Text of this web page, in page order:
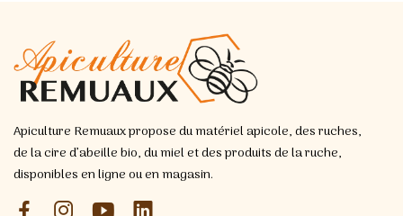
Apiculture Remuaux propose du matériel apicole, des ruches,
de la cire d’abeille bio, du miel et des produits de la ruche,
disponibles en ligne ou en magasin.